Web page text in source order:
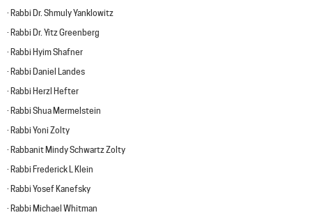
· Rabbi Dr. Shmuly Yanklowitz
· Rabbi Dr. Yitz Greenberg
· Rabbi Hyim Shafner
· Rabbi Daniel Landes
· Rabbi Herzl Hefter
· Rabbi Shua Mermelstein
· Rabbi Yoni Zolty
· Rabbanit Mindy Schwartz Zolty
· Rabbi Frederick L Klein
· Rabbi Yosef Kanefsky
· Rabbi Michael Whitman